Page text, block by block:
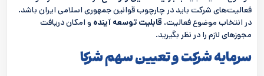
فعالیت‌های شرکت باید در چارچوب قوانین جمهوری اسلامی ایران باشد.
در انتخاب موضوع فعالیت، قابلیت توسعه آینده و امکان دریافت
مجوزهای لازم را در نظر بگیرید.
سرمایه شرکت و تعیین سهم شرکا